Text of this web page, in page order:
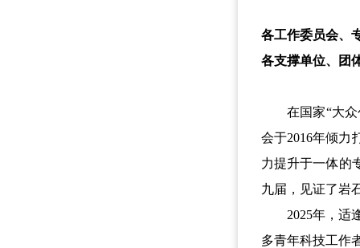
各工作委员会、
各支撑单位、团
在国家“大众创
会于2016年倾力
力提升于一体的
九届，见证了岩
2025年，适逢
多青年科技工作